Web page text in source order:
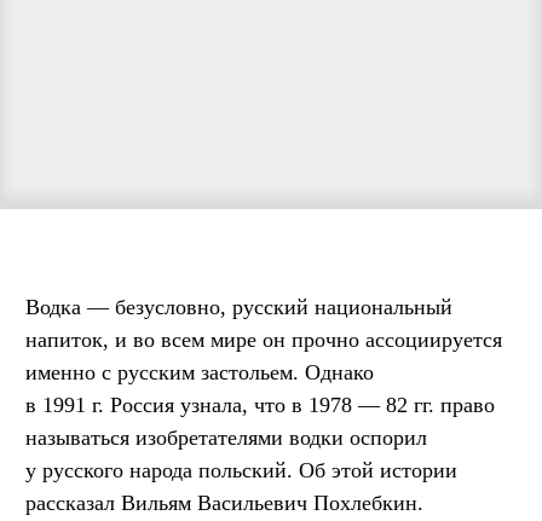
Водка — безусловно, русский национальный
напиток, и во всем мире он прочно ассоциируется
именно с русским застольем. Однако
в 1991 г. Россия узнала, что в 1978 — 82 гг. право
называться изобретателями водки оспорил
у русского народа польский. Об этой истории
рассказал Вильям Васильевич Похлебкин.